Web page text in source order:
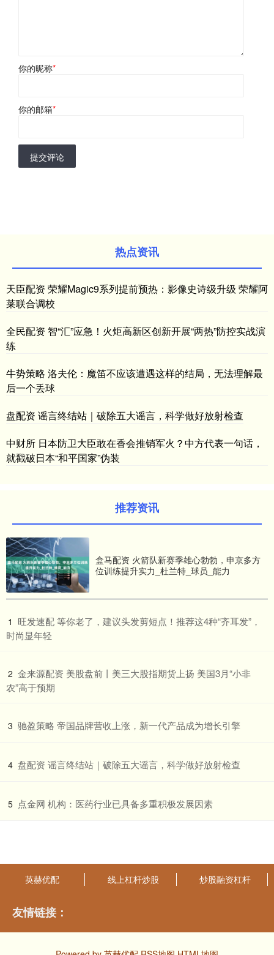
你的昵称*
你的邮箱*
提交评论
热点资讯
天臣配资 荣耀Magic9系列提前预热：影像史诗级升级 荣耀阿
莱联合调校
全民配资 智“汇”应急！火炬高新区创新开展“两热”防控实战演
练
牛势策略 洛夫伦：魔笛不应该遭遇这样的结局，无法理解最
后一个丢球
盘配资 谣言终结站｜破除五大谣言，科学做好放射检查
中财所 日本防卫大臣敢在香会推销军火？中方代表一句话，
就戳破日本“和平国家”伪装
推荐资讯
盒马配资 火箭队新赛季雄心勃勃，申京多方
位训练提升实力_杜兰特_球员_能力
1 ​旺发速配 等你老了，建议头发剪短点！推荐这4种“齐耳发”，
时尚显年轻
2 ​金来源配资 美股盘前丨美三大股指期货上扬 美国3月“小非
农”高于预期
3 ​驰盈策略 帝国品牌营收上涨，新一代产品成为增长引擎
4 ​盘配资 谣言终结站｜破除五大谣言，科学做好放射检查
5 ​点金网 机构：医药行业已具备多重积极发展因素
英赫优配 线上杠杆炒股 炒股融资杠杆
友情链接：